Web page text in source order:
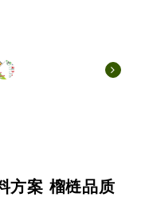
方案 榴梿品质